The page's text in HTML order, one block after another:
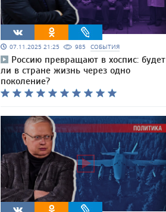
07.11.2025 21:25 985 СОБЫТИЯ
Россию превращают в хоспис: будет
ли в стране жизнь через одно
поколение?